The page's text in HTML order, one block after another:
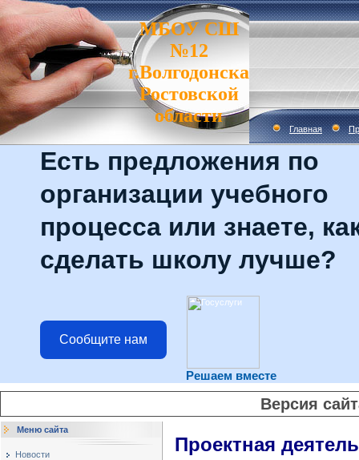
МБОУ СШ
№12
г.Волгодонска
Ростовской
области
Главная
Есть предложения по
организации учебного
процесса или знаете,
сделать школу лучше?
Сообщите нам
Решаем вместе
Версия
Меню сайта
Новости
Проектная